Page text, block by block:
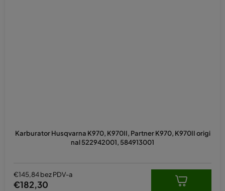
Karburator Husqvarna K970, K970II, Partner K970, K970II origi
nal 522942001, 584913001
€145,84 bez PDV-a
€182,30